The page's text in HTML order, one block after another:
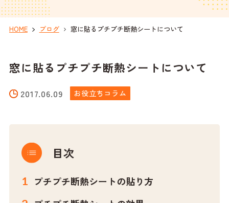
HOME ブログ 窓に貼るプチプチ断熱シートについて
窓に貼るプチプチ断熱シートについて
2017.06.09 お役立ちコラム
目次
プチプチ断熱シートの貼り方